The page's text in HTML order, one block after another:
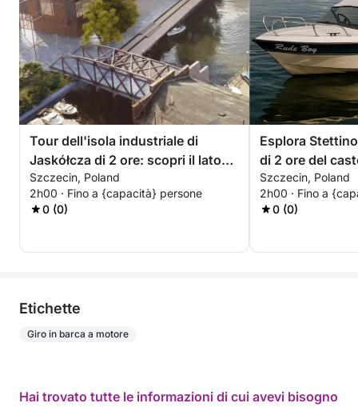
Tour dell'isola industriale di
Jaskółcza di 2 ore: scopri il lato
dimenticato di Stettino
Szczecin, Poland
2h00 · Fino a {capacità} persone
0 (0)
Esplora
di 2 ore del
Szczecin, Poland
2h00 · Fino a
0 (0)
Etichette
Giro in barca a motore
Hai trovato tutte le informazioni di cui avevi bisogno